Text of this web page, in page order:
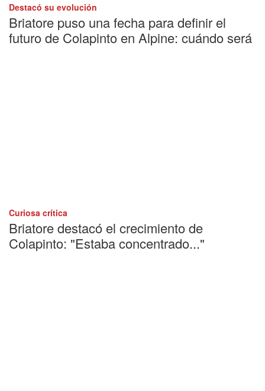
Destacó su evolución
Briatore puso una fecha para definir el
futuro de Colapinto en Alpine: cuándo será
Curiosa crítica
Briatore destacó el crecimiento de
Colapinto: "Estaba concentrado..."